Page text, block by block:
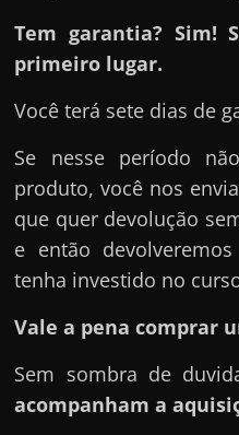
Tem garantia? Sim!
primeiro lugar.
Você terá sete dias de
Se nesse período
produto, você nos
que quer devolução
e então
tenha investido no
Vale a pena comprar
Sem sombra de
acompanham a